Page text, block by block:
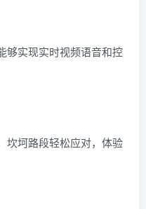
够实现实时视频语音和控
坎坷路段轻松应对，体验